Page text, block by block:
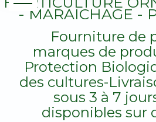
- MARAICHAGE -
Fourniture de
marques de
Protection
des cultures-
sous 3 à 7
disponibles sur